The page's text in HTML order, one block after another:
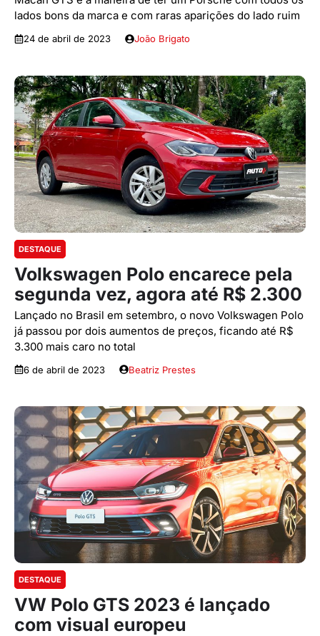
lados bons da marca e com raras aparições do lado ruim
24 de abril de 2023 João Brigato
DESTAQUE
Volkswagen Polo encarece pela
segunda vez, agora até R$ 2.300
Lançado no Brasil em setembro, o novo Volkswagen Polo
já passou por dois aumentos de preços, ficando até R$
3.300 mais caro no total
6 de abril de 2023 Beatriz Prestes
DESTAQUE
VW Polo GTS 2023 é lançado
com visual europeu